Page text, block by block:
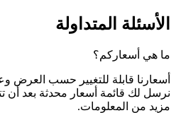
الأسئلة المتداولة
ما هي أسعاركم؟
أسعارنا قابلة للتغيير حسب
نرسل لك قائمة أسعار محدثة بعد
مزيد من المعلومات.